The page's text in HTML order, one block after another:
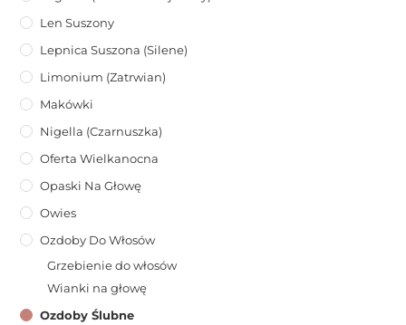
Len Suszony
Lepnica Suszona (Silene)
Limonium (zatrwian)
Makówki
Nigella (Czarnuszka)
Oferta Wielkanocna
Opaski Na Głowę
Owies
Ozdoby Do Włosów
Grzebienie do włosów
Wianki na głowę
Ozdoby Ślubne